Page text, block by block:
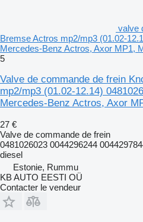
valve
Bremse Actros mp2/mp3 (01.02-
Mercedes-Benz Actros, Axor MP1,
5
Valve de commande de frein
mp2/mp3 (01.02-12.14)
Mercedes-Benz Actros, Axor
27 €
Valve de commande de frein
0481026023 0044296244
diesel
Estonie, Rummu
KB AUTO EESTI OÜ
Contacter le vendeur